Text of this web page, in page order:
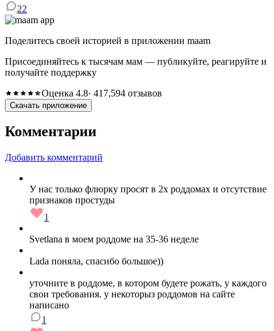
22
Поделитесь своей историей в приложении maam
Присоединяйтесь к тысячам мам — публикуйте, реагируйте и
получайте поддержку
Оценка 4.8· 417,594 отзывов
Скачать приложение
Комментарии
Добавить комментарий
У нас только флюрку просят в 2х роддомах и отсутствие
признаков простуды
1
Svetlana в моем роддоме на 35-36 неделе
Lada поняла, спасибо большое))
уточните в роддоме, в котором будете рожать, у каждого
свои требования. у некоторыз роддомов на сайте
написано
1